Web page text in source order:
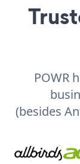
POWR
(besides